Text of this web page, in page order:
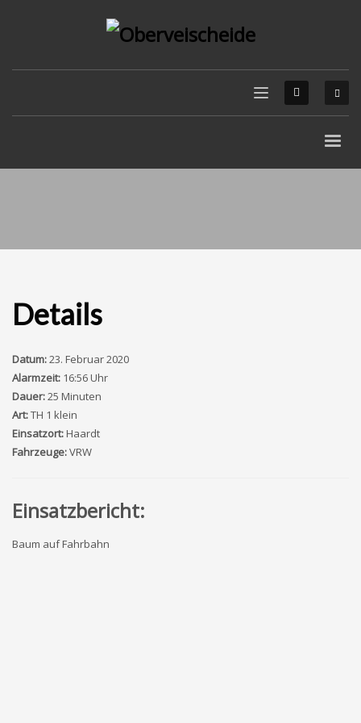
Details
Datum:23. Februar 2020
Alarmzeit: 16:56 Uhr
Dauer:25 Minuten
Art:TH 1 klein
Einsatzort:Haardt
Fahrzeuge:VRW
Einsatzbericht:
Baum auf Fahrbahn